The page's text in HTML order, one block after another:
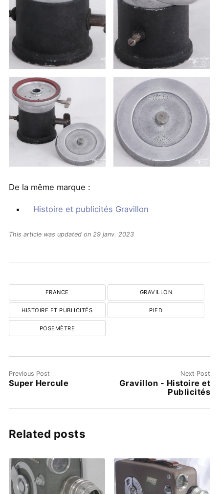
De la même marque :
Histoire et publicités Gravillon
This article was updated on 29 janv. 2023
FRANCE GRAVILLON
HISTOIRE ET PUBLICITÉS PIED
POSEMÈTRE
Previous Post
Super Hercule
Next Post
Gravillon - Histoire et
Publicités
Related posts